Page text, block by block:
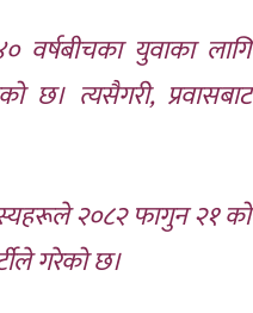
वर्षबीचका युवाका लागि
छ। त्यसैगरी, प्रवासबाट
२०८२ फागुन २१ को
गरेको छ।